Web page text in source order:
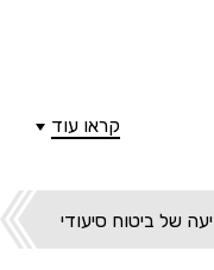
של ביטוח סיעודי
או התמכרות להם,
רופא, שלא לצורך
בכפוף להוראות
ביטוח) (הוראות
קראו עוד